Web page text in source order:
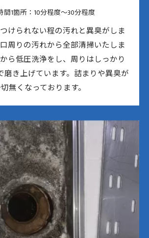
間1箇所：10分程度〜30分程度
けられない程の汚れと異臭がしま
周りの汚れから全部清掃いたしま
ら低圧洗浄をし、周りはしっかり
磨き上げています。詰まりや異臭が
無くなっております。